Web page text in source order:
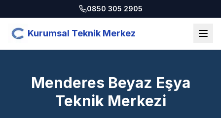
0850 305 2905
Kurumsal Teknik Merkez
Menderes Beyaz Eşya
Teknik Merkezi